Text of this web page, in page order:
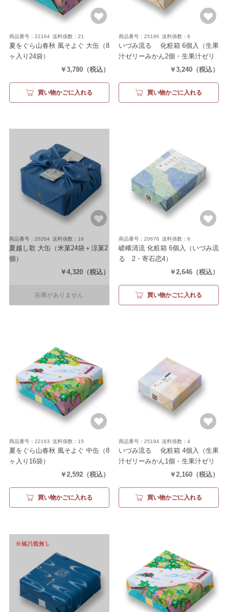
商品番号：22164 送料係数：21
夏をぐら山春秋 風そよぐ 大缶（8
ヶ入り24袋）
￥3,780 （税込）
買い物かごに入れる
商品番号：25196 送料係数：6
いづみ流るゝ 化粧箱 6個入
（生果
汁ゼリーみかん2個・生果汁ゼリ
ーもも2個・生水羊羹2個）
￥3,240 （税込）
買い物かごに入れる
商品番号：20264 送料係数：16
夏越し歌 大缶（米菓24袋＋涼菓2
個）
￥4,320 （税込）
在庫がありません
商品番号：20676 送料係数：6
嵯峨清流 化粧箱 6個入
（いづみ流
るゝ2・寄石恋4）
￥2,646 （税込）
買い物かごに入れる
商品番号：22163 送料係数：15
夏をぐら山春秋 風そよぐ 中缶（8
ヶ入り16袋）
￥2,592 （税込）
買い物かごに入れる
商品番号：25194 送料係数：4
いづみ流るゝ 化粧箱 4個入
（生果
汁ゼリーみかん1個・生果汁ゼリ
ーもも1個・生水羊羹2個）
￥2,160 （税込）
買い物かごに入れる